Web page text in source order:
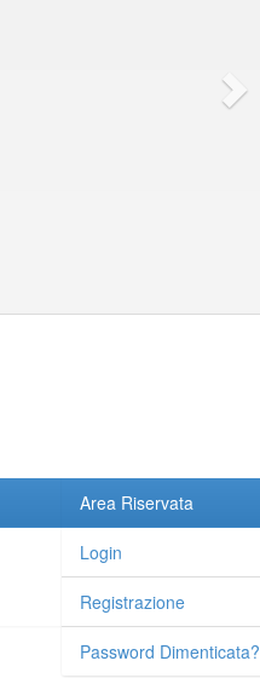
Area Riservata
Login
Registrazione
Password Dimenticata?